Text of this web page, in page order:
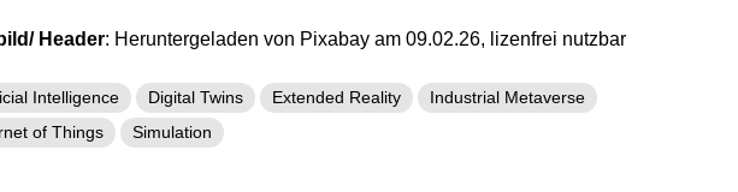
Header: Heruntergeladen von Pixabay am 09.02.26, lizenfrei nutzbar
Intelligence Digital Twins Extended Reality
Industrial Metaverse
of Things
Simulation